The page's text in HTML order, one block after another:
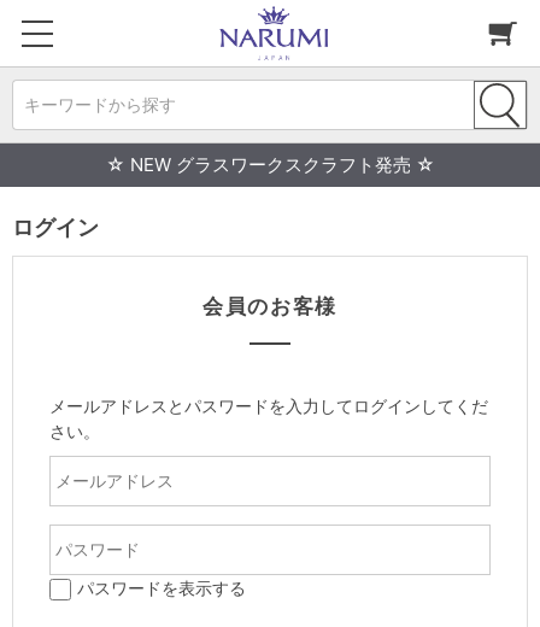
キーワードから探す
☆ NEW グラスワークスクラフト発売 ☆
ログイン
会員のお客様
メールアドレスとパスワードを入力してログインしてくだ
さい。
パスワードを表示する